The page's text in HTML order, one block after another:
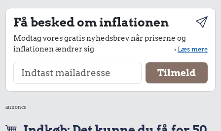
Få besked om inflationen
Modtag vores gratis nyhedsbrev når priserne og
inflationen ændrer sig
›Læs mere
annonce